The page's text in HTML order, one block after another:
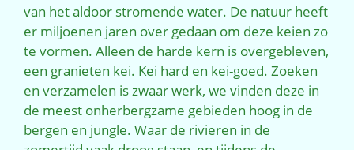
van het aldoor stromende water. De natuur heeft
er miljoenen jaren over gedaan om deze keien zo
te vormen. Alleen de harde kern is overgebleven,
een granieten kei. Kei hard en kei-goed. Zoeken
en verzamelen is zwaar werk, we vinden deze in
de meest onherbergzame gebieden hoog in de
bergen en jungle. Waar de rivieren in de